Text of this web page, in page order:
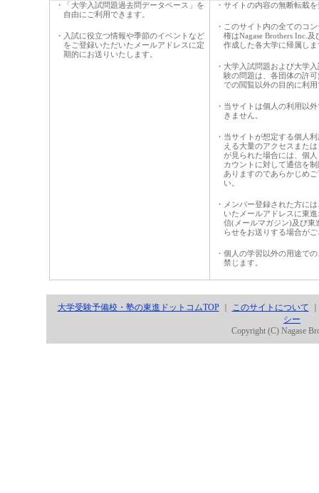
・「大学入試問題過去問データベース」を
自由にご利用できます。
・入試に役立つ情報や季節のイベントなど
をご登録いただいたメールアドレスに定
期的にお送りいたします。
・サイトの内容の無断転載
・このサイト内の全てのコ
権はNagase Brothers Inc.
作成した各大学に帰属しま
・大学入試問題および大学
験の問題は、各団体の許
での閲覧以外の目的に利
・当サイトは個人の利用以
きません。
・当サイトが想定する個人
える大量のアクセスまた
が見られた場合には、個
カウントに対して通信を
ありますのであらかじめ
い。
・メンバー登録された方に
いたメールアドレスに東
信(メールマガジン)及び東
らせをお送りする場合が
・個人の学習以外の用途で
禁じます。
大学受験予備校・塾の東進ドットコムTOP｜ このサイトについて
シー
Copyright (C) Nagase